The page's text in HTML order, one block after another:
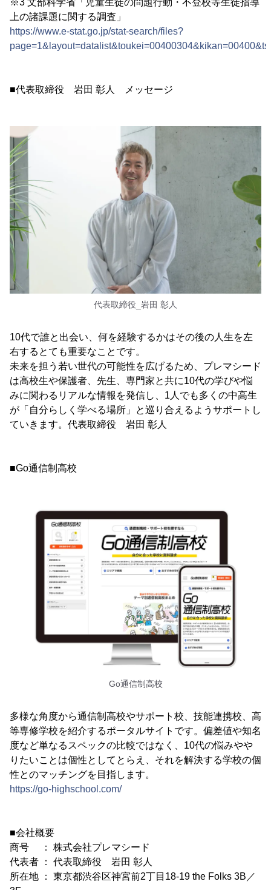
上の諸課題に関する調査」
https://www.e-stat.go.jp/stat-search/files?
■代表取締役 岩田 彰人 メッセージ
代表取締役_岩田 彰人
10代で誰と出会い、何を経験するかはその後の人生を左
右するとても重要なことです。
未来を担う若い世代の可能性を広げるため、プレマシード
は高校生や保護者、先生、専門家と共に10代の学びや悩
みに関わるリアルな情報を発信し、1人でも多くの中高生
が「自分らしく学べる場所」と巡り合えるようサポートし
ていきます。代表取締役 岩田 彰人
■Go通信制高校
Go通信制高校
多様な角度から通信制高校やサポート校、技能連携校、高
等専修学校を紹介するポータルサイトです。偏差値や知名
度など単なるスペックの比較ではなく、10代の悩みやや
りたいことは個性としてとらえ、それを解決する学校の個
性とのマッチングを目指します。
https://go-highschool.com/
■会社概要
商号 ： 株式会社プレマシード
代表者 ： 代表取締役 岩田 彰人
所在地 ： 東京都渋谷区神宮前2丁目18-19 the Folks 3B／